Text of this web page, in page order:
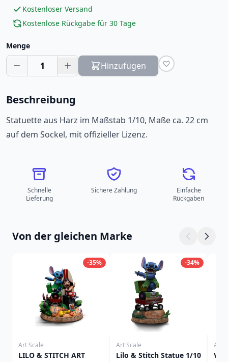
Kostenloser Versand
Kostenlose Rückgabe für 30 Tage
Menge
1 Hinzufügen
Beschreibung
Statuette aus Harz im Maßstab 1/10, Maße ca. 22 cm
auf dem Sockel, mit offizieller Lizenz.
Schnelle
Lieferung
Sichere Zahlung
Einfache
Rückgaben
Von der gleichen Marke
-35%
Art Scale
LILO & STITCH ART
-34%
Art Scale
Lilo & Stitch Statue 1/10
Art